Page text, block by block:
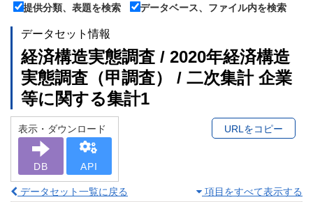
提供分類、表題を検索
データベース、ファイル内を検索
データセット情報
経済構造実態調査 / 2020年経済構造
実態調査（甲調査） / 二次集計 企業
等に関する集計1
表示・ダウンロード
DB API
URLをコピー
データセット一覧に戻る 項目をすべて表示する